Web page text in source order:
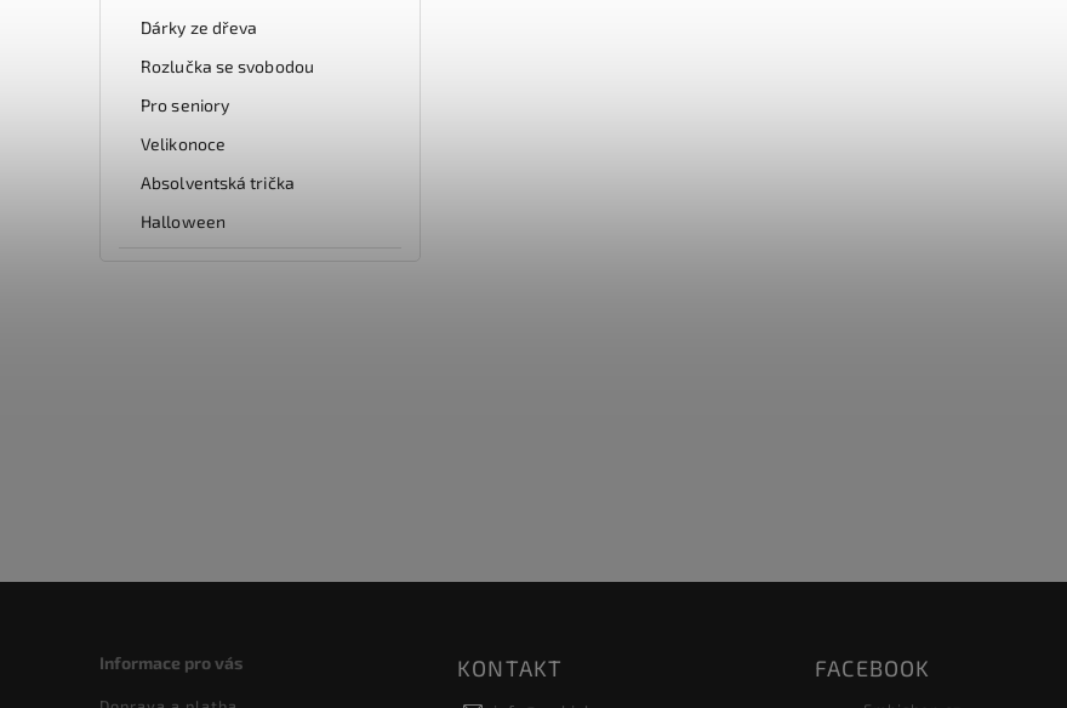
Dárky ze dřeva
Rozlučka se svobodou
Pro seniory
Velikonoce
Absolventská trička
Halloween
Informace pro vás KONTAKT FACEBOOK